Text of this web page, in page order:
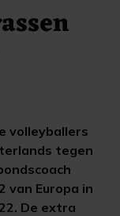
volleyballers
tegen
van Europa in
De extra